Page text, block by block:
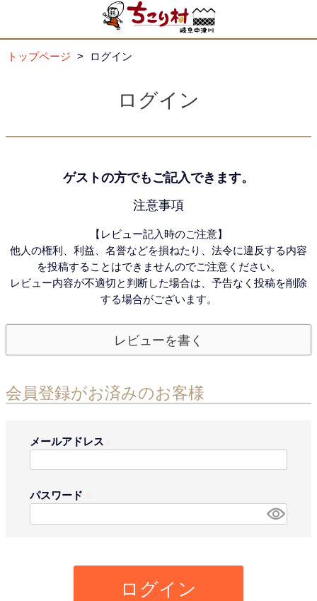
トップページ ログイン
ログイン
ゲストの方でもご記入できます。
注意事項
【レビュー記入時のご注意】
他人の権利、利益、名誉などを損ねたり、法令に違反する内容
を投稿することはできませんのでご注意ください。
レビュー内容が不適切と判断した場合は、予告なく投稿を削除
する場合がございます。
レビューを書く
会員登録がお済みのお客様
メールアドレス
パスワード
)
ログイン